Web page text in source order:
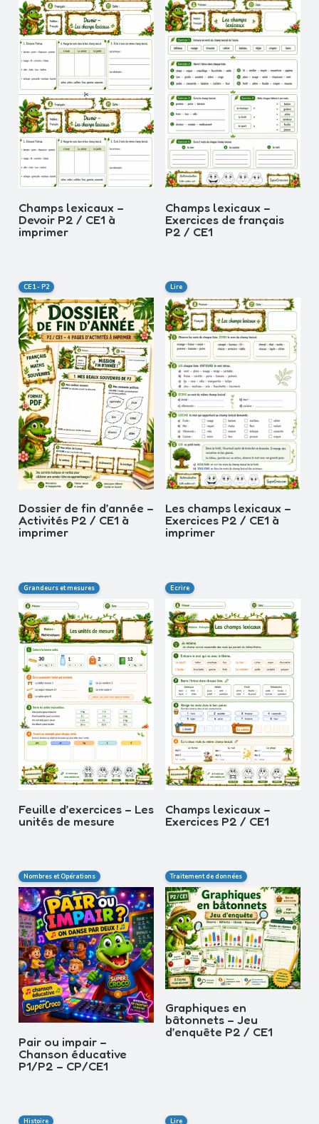
Champs lexicaux –
Devoir P2 / CE1 à
imprimer
Champs lexicaux –
Exercices de français
P2 / CE1
CE1 - P2
Dossier de fin d’année –
Activités P2 / CE1 à
imprimer
Lire
Les champs lexicaux –
Exercices P2 / CE1 à
imprimer
Grandeurs et mesures
Feuille d’exercices – Les
unités de mesure
Ecrire
Champs lexicaux –
Exercices P2 / CE1
Nombres et Opérations
Pair ou impair –
Chanson éducative
P1/P2 – CP/CE1
Traitement de données
Graphiques en
bâtonnets – Jeu
d’enquête P2 / CE1
Histoire Lire